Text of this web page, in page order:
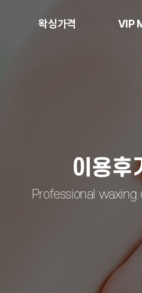
왁싱가격 VIP
이용후
Professional waxing